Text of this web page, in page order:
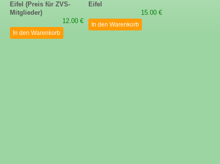
Eifel (Preis für ZVS-
Mitglieder)
12.00 €
In den Warenkorb
Eifel
15.00 €
In den Warenkorb